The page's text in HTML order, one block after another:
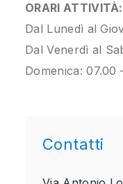
ORARI ATTIVITÀ:
Dal Lunedì al
Dal Venerdì al
Domenica: 07.00
Contatti